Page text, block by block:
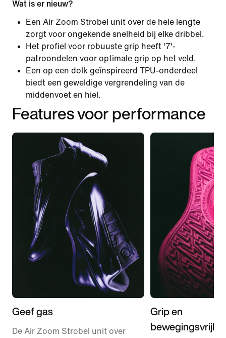
Wat is er nieuw?
Een Air Zoom Strobel unit over de hele lengte
zorgt voor ongekende snelheid bij elke dribbel.
Het profiel voor robuuste grip heeft '7'-
patroondelen voor optimale grip op het veld.
Een op een dolk geïnspireerd TPU-onderdeel
biedt een geweldige vergrendeling van de
middenvoet en hiel.
Features voor performance
Geef gas
De Air Zoom Strobel unit over
Grip en